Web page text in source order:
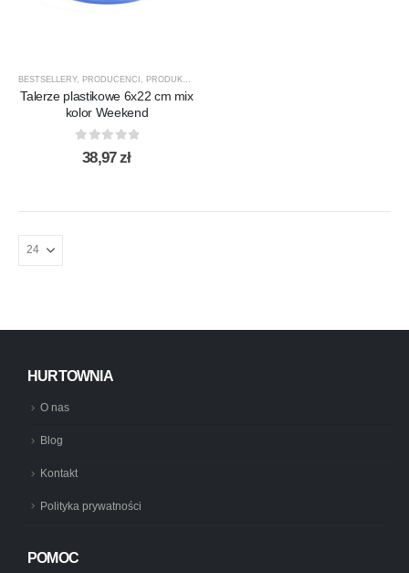
BESTSELLERY, PRODUCENCI PRODUKTY
Talerze plastikowe 6x22 cm mix
kolor Weekend
out of 5
38,97zł
HURTOWNIA
O nas
Blog
Kontakt
Polityka prywatności
POMOC